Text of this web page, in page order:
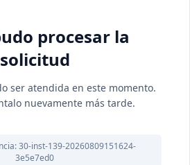
procesar la
solicitud
ser atendida en este momento.
nuevamente más tarde.
30-inst-139-20260809151624-
3e5e7ed0